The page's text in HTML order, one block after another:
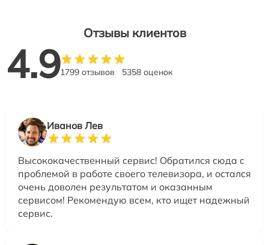
Отзывы клиентов
4.91799 отзывов 5358 оценок
Иванов Лев
Высококачественный сервис! Обратился сюда с
проблемой в работе своего телевизора, и остался
очень доволен результатом и оказанным
сервисом! Рекомендую всем, кто ищет надежный
сервис.